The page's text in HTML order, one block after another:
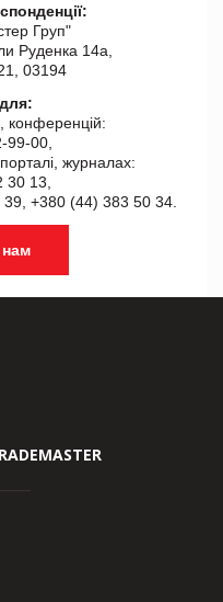
Груп"
Руденка 14а,
03194
конференцій:
99-00,
журналах:
30 13,
+380 (44) 383 50 34.
нам